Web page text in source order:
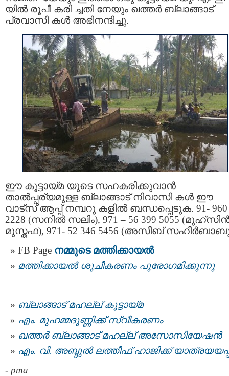
യില്‍ രൂപീ കരി ച്ചതി നേയും ഖത്തര്‍ ബ്ലാങ്ങാട്
പ്രവാസി കള്‍ അഭിനന്ദിച്ചു.
ഈ കൂട്ടായ്മ യുടെ സഹകരിക്കുവാൻ
താൽപ്പര്യമുള്ള ബ്ലാങ്ങാട് നിവാസി കൾ ഈ
വാട്സ് ആപ്പ് നമ്പറു കളിൽ ബന്ധപ്പെടുക. 91- 960
2228 (സനിൽ സലിം), 971 – 56 399 5055
മുസ്തഫ), 971- 52 346 5456 (അസീബ്
FB Page നമ്മുടെ മത്തിക്കായല്‍
മത്തിക്കായല്‍ ശുചീകരണം പുരോഗമിക്കുന്നു
ബ്ലാങ്ങാട് മഹല്ല് കൂട്ടായ്മ
എം. മുഹമ്മദുണ്ണിക്ക് സ്വീകരണം
ഖത്തർ ബ്ലാങ്ങാട് മഹല്ല് അസോസിയേഷൻ
എം. വി. അബ്ദുൽ ലത്തീഫ് ഹാജിക്ക്
- pma